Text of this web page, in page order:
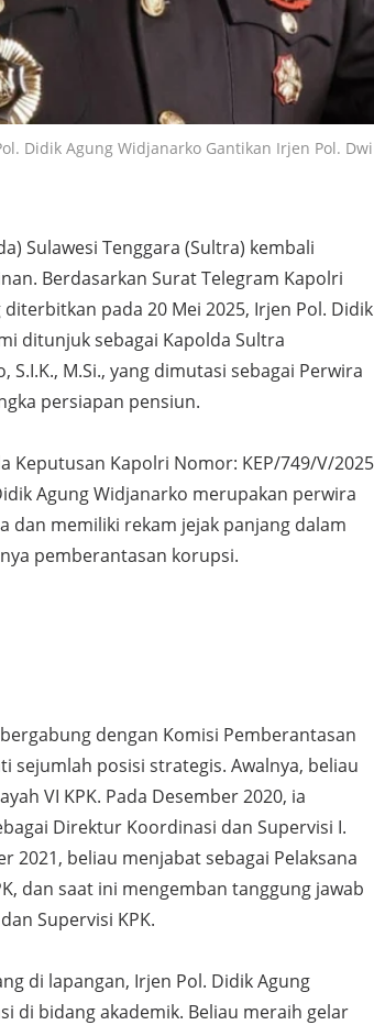
Didik Agung Widjanarko Gantikan Irjen Pol. Dwi
Sulawesi Tenggara (Sultra) kembali
Berdasarkan Surat Telegram Kapolri
pada 20 Mei 2025, Irjen Pol. Didik
ditunjuk sebagai Kapolda Sultra
M.Si., yang dimutasi sebagai Perwira
persiapan pensiun.
Keputusan Kapolri Nomor: KEP/749/V/2025
Agung Widjanarko merupakan perwira
dan memiliki rekam jejak panjang dalam
pemberantasan korupsi.
dengan Komisi Pemberantasan
sejumlah posisi strategis. Awalnya, beliau
VI KPK. Pada Desember 2020, ia
Direktur Koordinasi dan Supervisi I.
2021, beliau menjabat sebagai Pelaksana
dan saat ini mengemban tanggung jawab
Supervisi KPK.
di lapangan, Irjen Pol. Didik Agung
di bidang akademik. Beliau meraih gelar